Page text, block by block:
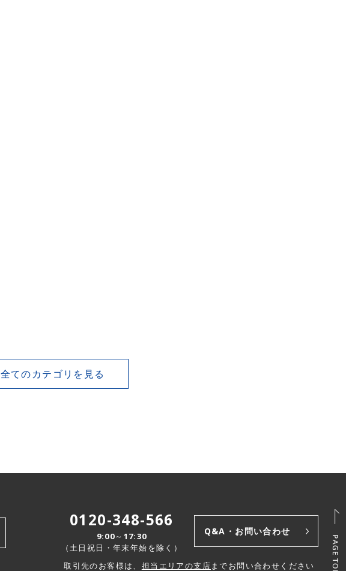
全てのカテゴリを見る
0120-348-566
9:00～17:30
（土日祝日・年末年始を除く）
取引先のお客様は、 担当エリアの支店 までお問い合わせください
Q&A・お問い合わせ